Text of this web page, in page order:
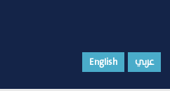
English عربي